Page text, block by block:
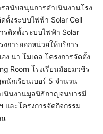
สนับสนุนการดำเนินงานโรง
ตั้งระบบไฟฟ้า Solar Cell
รติดตั้งระบบไฟฟ้า Solar
การออกหน่วยให้บริการ
นา โมเดล โครงการจัดตั้ง
Room โรงเรียนมัธยมวชิร
นักเรียนเบอร์ 5 จำนวน
นินงานมูลนิธิกาญจนบารมี
และโครงการจัดกิจกรรม